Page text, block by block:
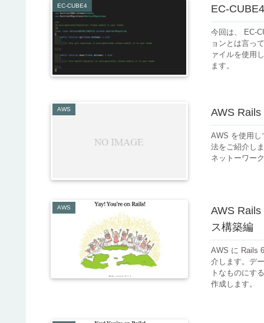
EC-CUBE4 EC-
今回は、 EC-
ョンとは言っ
ァイルを使用
ます。
AWS AWS
AWS を使用
法をご紹介し
ネットーワー
AWS
AWS
ス構築編
AWS に Rails
介します。デ
トなものにす
作成します。